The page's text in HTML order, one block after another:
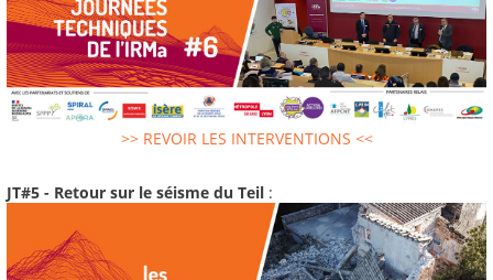
>> REVOIR LES INTERVENTIONS <<
JT#5 - Retour sur le séisme du Teil :